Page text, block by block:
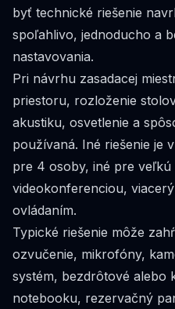
byť technické riešenie
spoľahlivo, jednoducho a
nastavovania.
Pri návrhu zasadacej
priestoru, rozloženie
akustiku, osvetlenie a
používaná. Iné riešenie je
pre 4 osoby, iné pre
videokonferenciou,
ovládaním.
Typické riešenie môže
ozvučenie, mikrofóny,
systém, bezdrôtové alebo
notebooku, rezervačný